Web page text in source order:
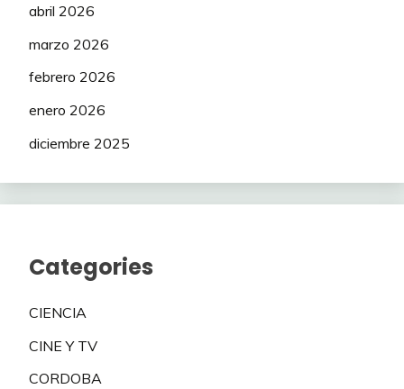
abril 2026
marzo 2026
febrero 2026
enero 2026
diciembre 2025
Categories
CIENCIA
CINE Y TV
CORDOBA